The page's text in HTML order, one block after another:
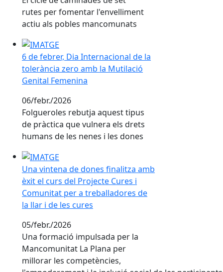
rutes per fomentar l'envelliment
actiu als pobles mancomunats
6 de febrer, Dia Internacional de la tolerància zero
6 de febrer, Dia Internacional de la
tolerància zero amb la Mutilació
Genital Femenina
06/febr./2026
Folgueroles rebutja aquest tipus
de pràctica que vulnera els drets
humans de les nenes i les dones
Una vintena de dones finalitza amb èxit el curs del
Una vintena de dones finalitza amb
èxit el curs del Projecte Cures i
Comunitat per a treballadores de
la llar i de les cures
05/febr./2026
Una formació impulsada per la
Mancomunitat La Plana per
millorar les competències,